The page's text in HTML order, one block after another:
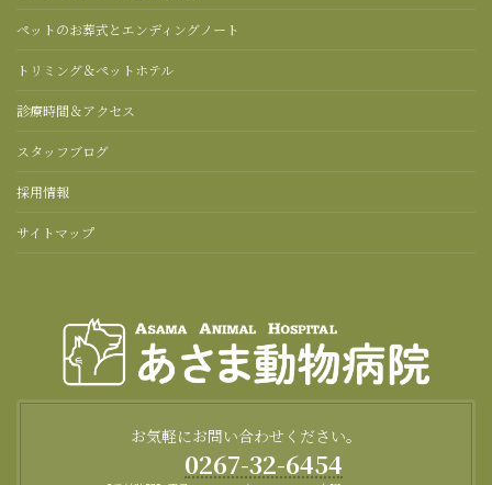
ペットのお葬式とエンディングノート
トリミング＆ペットホテル
診療時間＆アクセス
スタッフブログ
採用情報
サイトマップ
お気軽にお問い合わせください。
0267-32-6454